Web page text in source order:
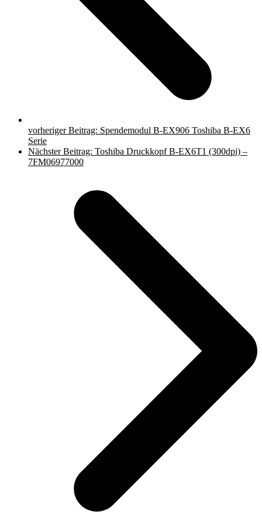
vorheriger Beitrag: Spendemodul B-EX906 Toshiba B-EX6
Serie
Nächster Beitrag: Toshiba Druckkopf B-EX6T1 (300dpi) –
7FM06977000